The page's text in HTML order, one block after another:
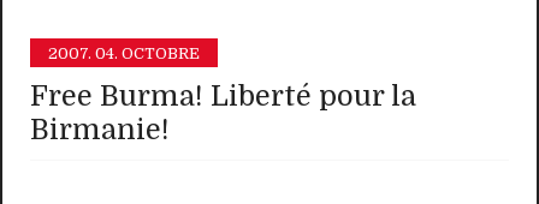
2007. 04. OCTOBRE
Free Burma! Liberté pour la
Birmanie!